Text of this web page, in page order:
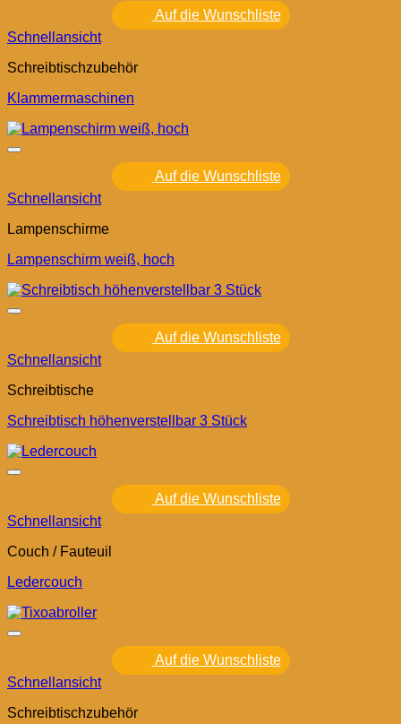
Auf die Wunschliste
Schnellansicht
Schreibtischzubehör
Klammermaschinen
Auf die Wunschliste
Schnellansicht
Lampenschirme
Lampenschirm weiß, hoch
Auf die Wunschliste
Schnellansicht
Schreibtische
Schreibtisch höhenverstellbar 3 Stück
Auf die Wunschliste
Schnellansicht
Couch / Fauteuil
Ledercouch
Auf die Wunschliste
Schnellansicht
Schreibtischzubehör